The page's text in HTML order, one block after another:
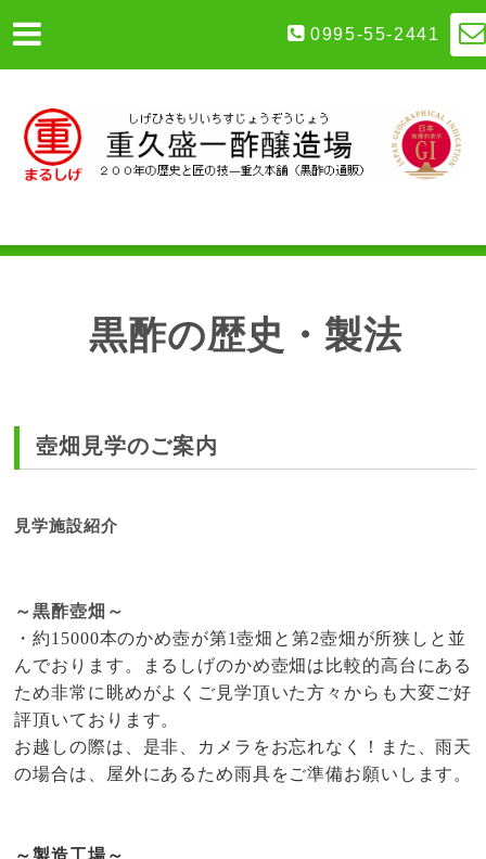
0995-55-2441
黒酢の歴史・製法
壺畑見学のご案内
見学施設紹介
～黒酢壺畑～
・約15000本のかめ壺が第1壺畑と第2壺畑が所狭しと並
んでおります。まるしげのかめ壺畑は比較的高台にある
ため非常に眺めがよくご見学頂いた方々からも大変ご好
評頂いております。
お越しの際は、是非、カメラをお忘れなく！また、雨天
の場合は、屋外にあるため雨具をご準備お願いします。